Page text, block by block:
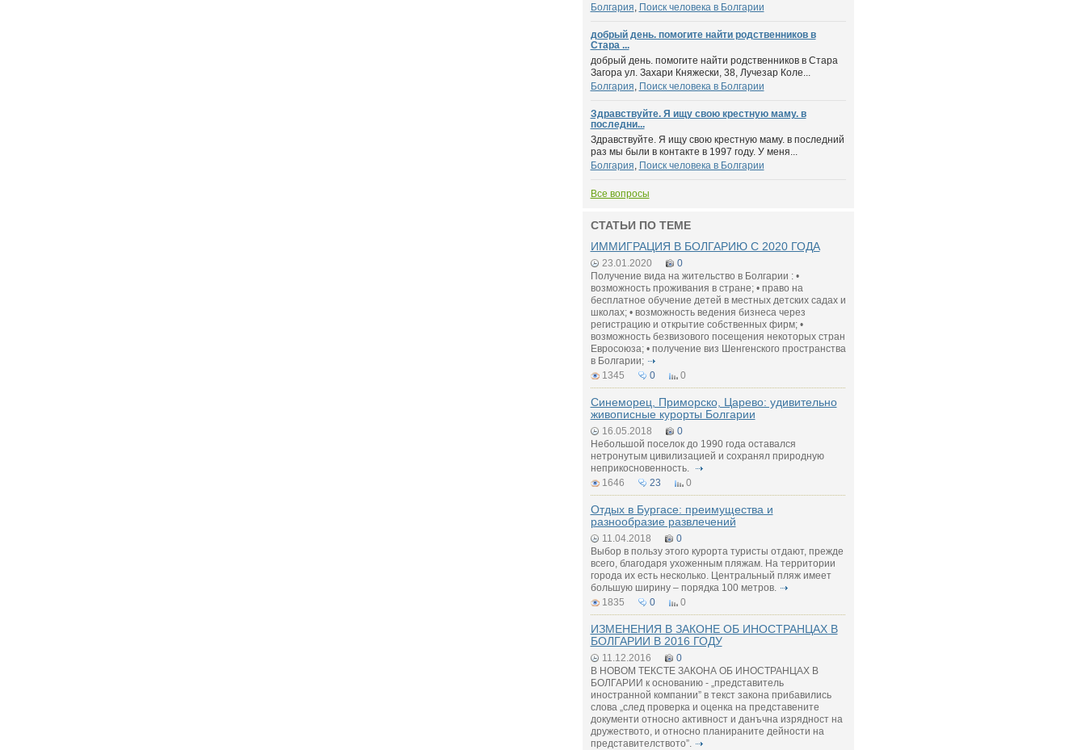
Болгария, Поиск человека в Болгарии
добрый день. помогите найти родственников в
Стара ...
добрый день. помогите найти родственников в Стара
Загора ул. Захари Княжески, 38, Лучезар Коле...
Болгария, Поиск человека в Болгарии
Здравствуйте. Я ищу свою крестную маму. в
последни...
Здравствуйте. Я ищу свою крестную маму. в последний
раз мы были в контакте в 1997 году. У меня...
Болгария, Поиск человека в Болгарии
Все вопросы
СТАТЬИ ПО ТЕМЕ
ИММИГРАЦИЯ В БОЛГАРИЮ С 2020 ГОДА
23.01.2020
0
Получение вида на жительство в Болгарии : •
возможность проживания в стране; • право на
бесплатное обучение детей в местных детских садах и
школах; • возможность ведения бизнеса через
регистрацию и открытие собственных фирм; •
возможность безвизового посещения некоторых стран
Евросоюза; • получение виз Шенгенского пространства
в Болгарии;
1345
0 0
Синеморец, Приморско, Царево: удивительно
живописные курорты Болгарии
16.05.2018
0
Небольшой поселок до 1990 года оставался
нетронутым цивилизацией и сохранял природную
неприкосновенность.
1646
23 0
Отдых в Бургасе: преимущества и
разнообразие развлечений
11.04.2018
0
Выбор в пользу этого курорта туристы отдают, прежде
всего, благодаря ухоженным пляжам. На территории
города их есть несколько. Центральный пляж имеет
большую ширину – порядка 100 метров.
1835
0 0
ИЗМЕНЕНИЯ В ЗАКОНЕ ОБ ИНОСТРАНЦАХ В
БОЛГАРИИ В 2016 ГОДУ
11.12.2016
0
В НОВОМ ТЕКСТЕ ЗАКОНА ОБ ИНОСТРАНЦАХ В
БОЛГАРИИ к основанию - „представитель
иностранной компании” в текст закона прибавились
слова „след проверка и оценка на представените
документи относно активност и данъчна изрядност на
дружеството, и относно планираните дейности на
представителството”.